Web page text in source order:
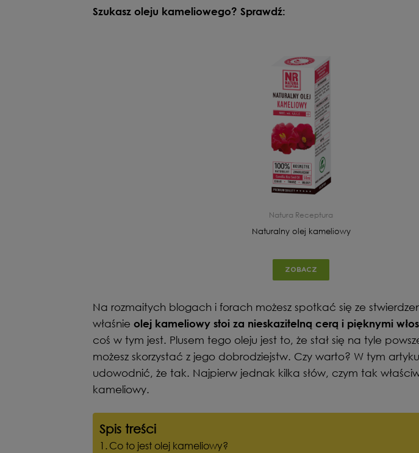
Szukasz oleju kameliowego? Sprawdź:
Natura Receptura
Naturalny olej kameliowy
ZOBACZ
Na rozmaitych blogach i forach możesz spotkać się ze
właśnie olej kameliowy stoi za nieskazitelną cerą i pięknymi
coś w tym jest. Plusem tego oleju jest to, że stał się na tyle
możesz skorzystać z jego dobrodziejstw. Czy warto? W tym
udowodnić, że tak. Najpierw jednak kilka słów, czym tak
kameliowy.
Spis treści
Co to jest olej kameliowy?